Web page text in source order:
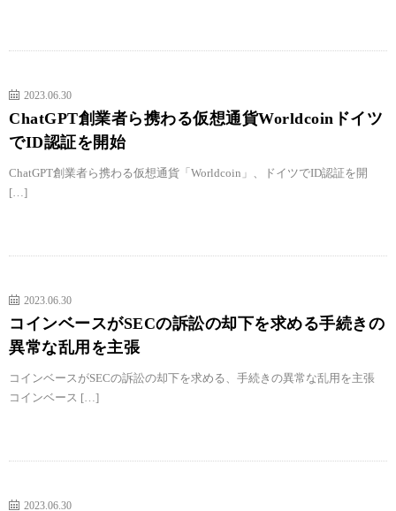
2023.06.30
ChatGPT創業者ら携わる仮想通貨Worldcoinドイツ
でID認証を開始
ChatGPT創業者ら携わる仮想通貨「Worldcoin」、ドイツでID認証を開
[…]
2023.06.30
コインベースがSECの訴訟の却下を求める手続きの
異常な乱用を主張
コインベースがSECの訴訟の却下を求める、手続きの異常な乱用を主張
コインベース […]
2023.06.30